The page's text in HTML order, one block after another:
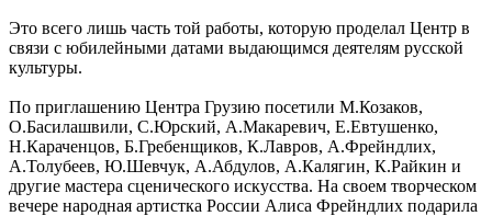
Это всего лишь часть той работы, которую проделал Центр в
связи с юбилейными датами выдающимся деятелям русской
культуры.
По приглашению Центра Грузию посетили М.Козаков,
О.Басилашвили, С.Юрский, А.Макаревич, Е.Евтушенко,
Н.Караченцов, Б.Гребенщиков, К.Лавров, А.Фрейндлих,
А.Толубеев, Ю.Шевчук, А.Абдулов, А.Калягин, К.Райкин и
другие мастера сценического искусства. На своем творческом
вечере народная артистка России Алиса Фрейндлих подарила